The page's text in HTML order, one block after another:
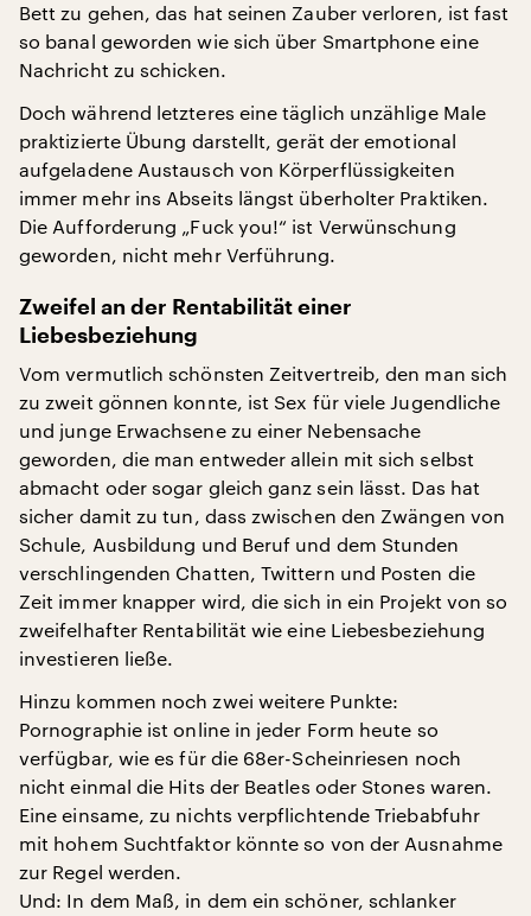
Bett zu gehen, das hat seinen Zauber verloren, ist fast
so banal geworden wie sich über Smartphone eine
Nachricht zu schicken.
Doch während letzteres eine täglich unzählige Male
praktizierte Übung darstellt, gerät der emotional
aufgeladene Austausch von Körperflüssigkeiten
immer mehr ins Abseits längst überholter Praktiken.
Die Aufforderung „Fuck you!“ ist Verwünschung
geworden, nicht mehr Verführung.
Zweifel an der Rentabilität einer
Liebesbeziehung
Vom vermutlich schönsten Zeitvertreib, den man sich
zu zweit gönnen konnte, ist Sex für viele Jugendliche
und junge Erwachsene zu einer Nebensache
geworden, die man entweder allein mit sich selbst
abmacht oder sogar gleich ganz sein lässt. Das hat
sicher damit zu tun, dass zwischen den Zwängen von
Schule, Ausbildung und Beruf und dem Stunden
verschlingenden Chatten, Twittern und Posten die
Zeit immer knapper wird, die sich in ein Projekt von so
zweifelhafter Rentabilität wie eine Liebesbeziehung
investieren ließe.
Hinzu kommen noch zwei weitere Punkte:
Pornographie ist online in jeder Form heute so
verfügbar, wie es für die 68er-Scheinriesen noch
nicht einmal die Hits der Beatles oder Stones waren.
Eine einsame, zu nichts verpflichtende Triebabfuhr
mit hohem Suchtfaktor könnte so von der Ausnahme
zur Regel werden.
Und: In dem Maß, in dem ein schöner, schlanker